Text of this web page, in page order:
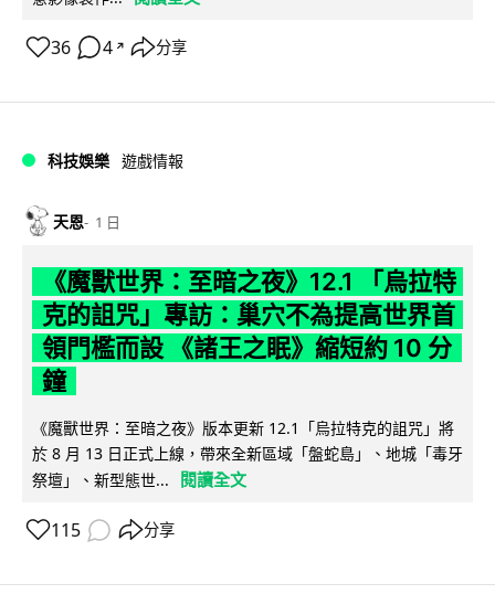
36 4 ↗ 分享
科技娛樂 遊戲情報
天恩 1 日
《魔獸世界：至暗之夜》12.1 「烏拉特
克的詛咒」專訪：巢穴不為提高世界首
領門檻而設 《諸王之眠》縮短約 10 分
鐘
《魔獸世界：至暗之夜》版本更新 12.1「烏拉特克的詛咒」將
於 8 月 13 日正式上線，帶來全新區域「盤蛇島」、地城「毒牙
祭壇」、新型態世...
閱讀全文
115 分享